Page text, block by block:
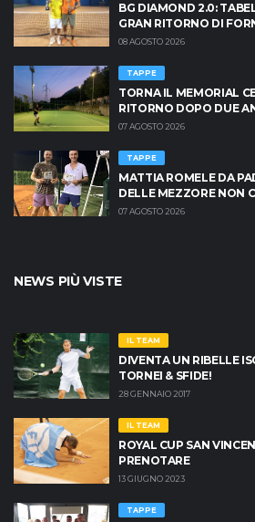
BG DIAMOND 2.0:
GRAN RITORNO DI
08 AGOSTO 2026
TAPPE
TORNA IL MEMORIAL
RITORNO DOPO DUE
BRESCIA È PRONTA AD
07 AGOSTO 2026
TAPPE
MATTIA ROMELE DA
DELLE MEZZORE NON
TENGA
07 AGOSTO 2026
NEWS PIÙ VISTE
IL TEAM
DIVENTA UN RIBELLE
TORNEI & SFIDE!
28 GENNAIO 2017
IL TEAM
ROYAL CUP SAN
PRENOTARE
13 GIUGNO 2023
TAPPE